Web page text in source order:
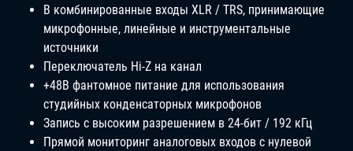
В комбинированные входы XLR / TRS, принимающие
микрофонные, линейные и инструментальные
источники
Переключатель Hi-Z на канал
+48В фантомное питание для использования
студийных конденсаторных микрофонов
Запись с высоким разрешением в 24-бит / 192 кГц
Прямой мониторинг аналоговых входов с нулевой